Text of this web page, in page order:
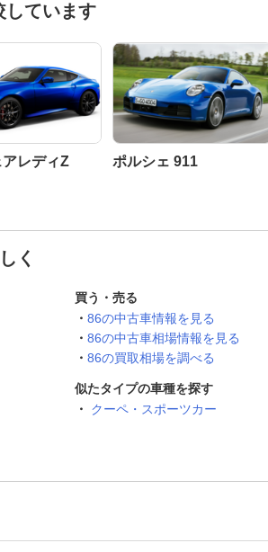
しています
アレディZ ポルシェ 911
く
買う・売る
86の中古車情報を見る
86の中古車相場情報を見る
86の買取相場を調べる
似たタイプの車種を探す
クーペ・スポーツカー